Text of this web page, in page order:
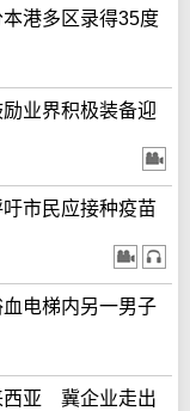
港多区录得35度
业界积极装备迎
市民应接种疫苗
电梯内另一男子
西亚 冀企业走出